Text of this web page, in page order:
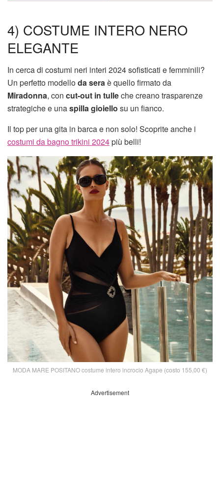
4) COSTUME INTERO NERO
ELEGANTE
In cerca di costumi neri interi 2024 sofisticati e femminili?
Un perfetto modelloda seraè quello firmato da
Miradonna, con cut-out in tulleche creano trasparenze
strategiche e unaspilla gioiello su un fianco.
Il top per una gita in barca e non solo! Scoprite anche i
costumi da bagno trikini 2024più belli!
MODA MARE POSITANO costume intero incrocio Agape (costo 155,00 €)
Advertisement